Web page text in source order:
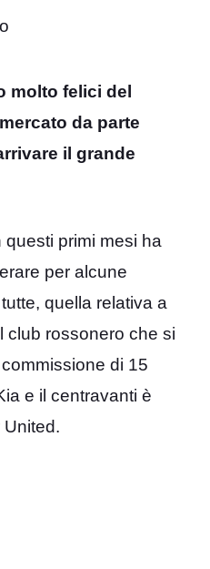
molto felici del
da parte
il grande
questi primi mesi ha
per alcune
quella relativa a
club rossonero che si
di 15
e il centravanti è